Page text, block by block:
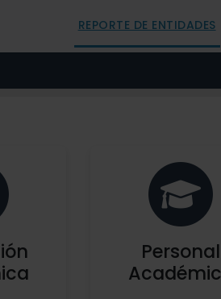
REPORTE DE ENTIDADES
Personal